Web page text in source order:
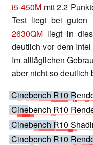
i5-450M mit 2.2
Test liegt bei guten
2630QM liegt in
deutlich vor dem
Im alltäglichen
aber nicht so deutlich
Cinebench R10
Cinebench R10
Cinebench R10
Cinebench R10